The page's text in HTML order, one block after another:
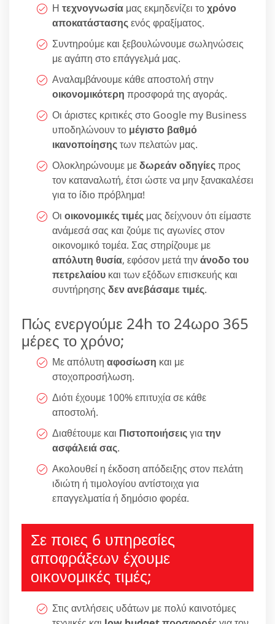
Η τεχνογνωσία μας εκμηδενίζει τοχρόνο
αποκατάστασηςενός φραξίματος.
Συντηρούμε και ξεβουλώνουμε σωληνώσεις
με αγάπη στο επάγγελμά μας.
Αναλαμβάνουμε κάθε αποστολή στην
οικονομικότερη προσφορά της αγοράς.
Οι άριστες κριτικές στο Google my Business
υποδηλώνουν το μέγιστο βαθμό
ικανοποίησηςτων πελατών μας.
Ολοκληρώνουμε μεδωρεάν οδηγίεςπρος
τον καταναλωτή, έτσι ώστε να μην ξανακαλέσει
για το ίδιο πρόβλημα!
Οι οικονομικές τιμές μας δείχνουν ότι είμαστε
ανάμεσά σας και ζούμε τις αγωνίες στον
οικονομικό τομέα. Σας στηρίζουμε με
απόλυτη θυσία, εφόσον μετά τηνάνοδο του
πετρελαίου και των εξόδων επισκευής και
συντήρησης δεν ανεβάσαμε τιμές.
Πώς ενεργούμε 24h το 24ωρο 365
μέρες το χρόνο;
Με απόλυτη αφοσίωση και με
στοχοπροσήλωση.
Διότι έχουμε 100% επιτυχία σε κάθε
αποστολή.
Διαθέτουμε και Πιστοποιήσειςγιατην
ασφάλειά σας.
Ακολουθεί η έκδοση απόδειξης στον πελάτη
ιδιώτη ή τιμολογίου αντίστοιχα για
επαγγελματία ή δημόσιο φορέα.
Σε ποιες 6 υπηρεσίες
αποφράξεων έχουμε
οικονομικές τιμές;
Στις αντλήσεις υδάτων με πολύ καινοτόμες